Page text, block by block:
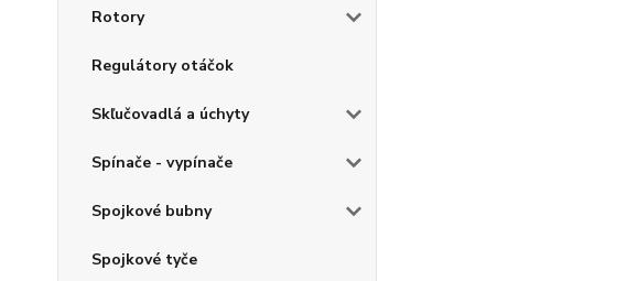
Rotory
Regulátory otáčok
Skľučovadlá a úchyty
Spínače - vypínače
Spojkové bubny
Spojkové tyče